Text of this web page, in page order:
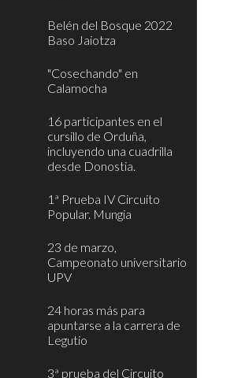
Belén del Bosque 2022
Baso Jaiotza
"Cosechando" en
Calamocha
16 participantes en el
cursillo de Orduña,
incluyendo una cuadrilla
desde Donostia.
1ª Prueba IV Circuito
Popular. Mungia
23 de marzo,
Campeonato universitario
UPV
24 horas más para
apuntarse a la carrera de
Legutio
3ª prueba del Circuito